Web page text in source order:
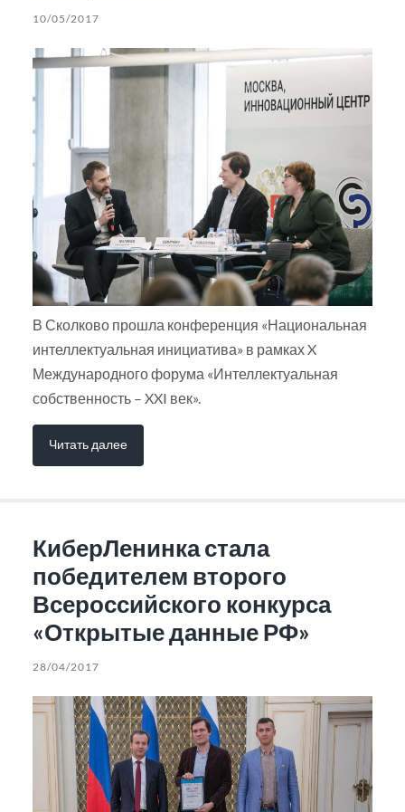
10/05/2017
В Сколково прошла конференция «Национальная
интеллектуальная инициатива» в рамках X
Международного форума «Интеллектуальная
собственность – XXI век».
Читать далее
КиберЛенинка стала
победителем второго
Всероссийского конкурса
«Открытые данные РФ»
28/04/2017